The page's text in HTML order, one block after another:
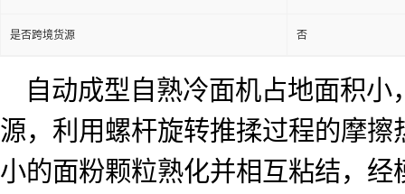
是否跨境货源 否
自动成型自熟冷面机占地面积
源，利用螺杆旋转推揉过程的摩
小的面粉颗粒熟化并相互粘结，